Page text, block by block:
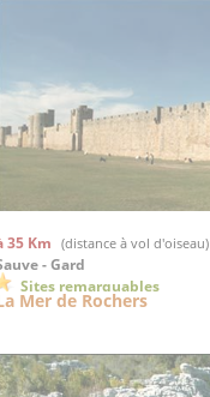
35 Km (distance à vol d'oiseau)
- Gard
Sites remarquables
Mer de Rochers